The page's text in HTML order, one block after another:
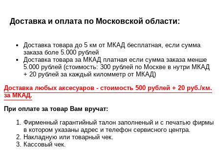
Доставка и оплата по Московской области:
Доставка товара до 5 км от МКАД бесплатная, если сумма
заказа боле 5.000 рублей
Доставка товара за МКАД платная если сумма заказа менше
5.000 рублей (стоимость: 300 рублей по Москве в нутри МКАД
+ 20 рублей за каждый киломметр от МКАД)
Доставка любых аксесуаров - стоимость 500 рублей + 20 руб./км.
за МКАД.
При оплате за товар Вам вручат:
Фирменный гарантийный талон заполненый и с печатью фирмы
в котором указаны адрес и телефон сервисного центра.
Накладную или товарный чек.
Кассовый чек.